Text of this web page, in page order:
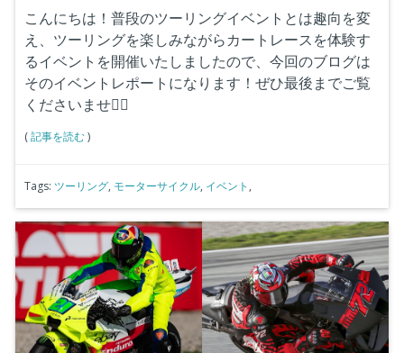
こんにちは！普段のツーリングイベントとは趣向を変
え、ツーリングを楽しみながらカートレースを体験す
るイベントを開催いたしましたので、今回のブログは
そのイベントレポートになります！ぜひ最後までご覧
くださいませ🙋‍♂️
(記事を読む)
Tags: ツーリング, モーターサイクル, イベント ,